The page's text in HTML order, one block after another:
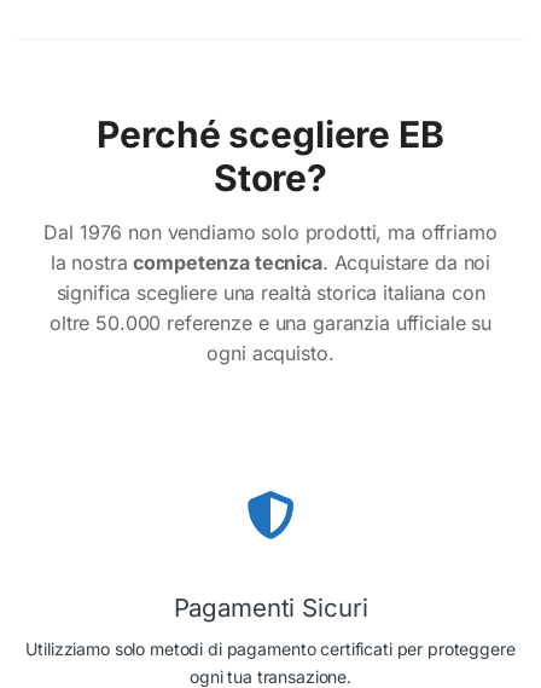
Perché scegliere EB
Store?
Dal 1976 non vendiamo solo prodotti, ma offriamo
la nostracompetenza tecnica. Acquistare da noi
significa scegliere una realtà storica italiana con
oltre 50.000 referenze e una garanzia ufficiale su
ogni acquisto.
Pagamenti Sicuri
Utilizziamo solo metodi di pagamento certificati per proteggere
ogni tua transazione.